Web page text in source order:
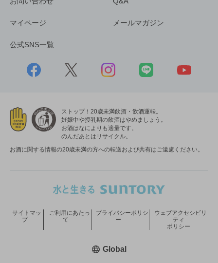
マイページ メールマガジン
公式SNS一覧
ストップ！20歳未満飲酒・飲酒運転。
妊娠中や授乳期の飲酒はやめましょう。
お酒はなによりも適量です。
のんだあとはリサイクル。
お酒に関する情報の20歳未満の方への転送および共有はご遠慮ください。
サイトマッ
プ
ご利用にあたっ
て
プライバシーポリシ
ー
ウェブアクセシビリ
ティ
ポリシー
Global新しいウィンドウで開く